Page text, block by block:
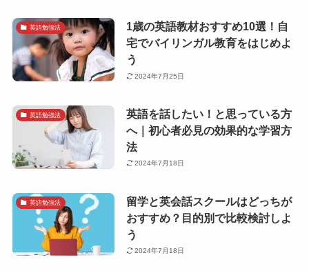
英語勉強法
1歳の英語教材おすすめ10選！自
宅でバイリンガル教育をはじめよ
う
2024年7月25日
英語勉強法
英語を話したい！と思っている方
へ｜初心者必見の効果的な学習方
法
2024年7月18日
英語勉強法
留学と英会話スクールはどっちが
おすすめ？目的別で比較検討しよ
う
2024年7月18日